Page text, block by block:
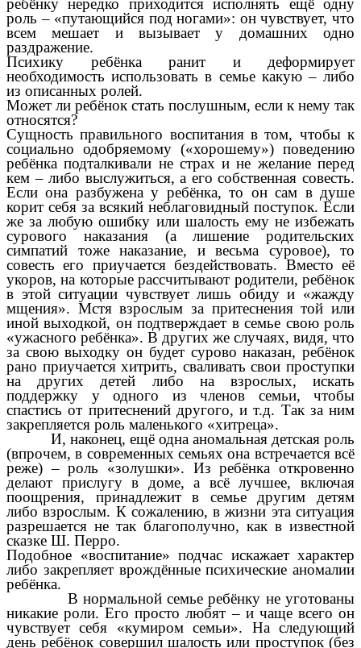
ребёнку нередко приходится исполнять ещё одну
роль – «путающийся под ногами»: он чувствует, что
всем мешает и вызывает у домашних одно
раздражение.
Психику ребёнка ранит и деформирует
необходимость использовать в семье какую – либо
из описанных ролей.
Может ли ребёнок стать послушным, если к нему так
относятся?
Сущность правильного воспитания в том, чтобы к
социально одобряемому («хорошему») поведению
ребёнка подталкивали не страх и не желание перед
кем – либо выслужиться, а его собственная совесть.
Если она разбужена у ребёнка, то он сам в душе
корит себя за всякий неблаговидный поступок. Если
же за любую ошибку или шалость ему не избежать
сурового наказания (а лишение родительских
симпатий тоже наказание, и весьма суровое), то
совесть его приучается бездействовать. Вместо её
укоров, на которые рассчитывают родители, ребёнок
в этой ситуации чувствует лишь обиду и «жажду
мщения». Мстя взрослым за притеснения той или
иной выходкой, он подтверждает в семье свою роль
«ужасного ребёнка». В других же случаях, видя, что
за свою выходку он будет сурово наказан, ребёнок
рано приучается хитрить, сваливать свои проступки
на других детей либо на взрослых, искать
поддержку у одного из членов семьи, чтобы
спастись от притеснений другого, и т.д. Так за ним
закрепляется роль маленького «хитреца».
И, наконец, ещё одна аномальная детская роль
(впрочем, в современных семьях она встречается всё
реже) – роль «золушки». Из ребёнка откровенно
делают прислугу в доме, а всё лучшее, включая
поощрения, принадлежит в семье другим детям
либо взрослым. К сожалению, в жизни эта ситуация
разрешается не так благополучно, как в известной
сказке Ш. Перро.
Подобное «воспитание» подчас искажает характер
либо закрепляет врождённые психические аномалии
ребёнка.
В нормальной семье ребёнку не уготованы
никакие роли. Его просто любят – и чаще всего он
чувствует себя «кумиром семьи». На следующий
день ребёнок совершил шалость или проступок (без